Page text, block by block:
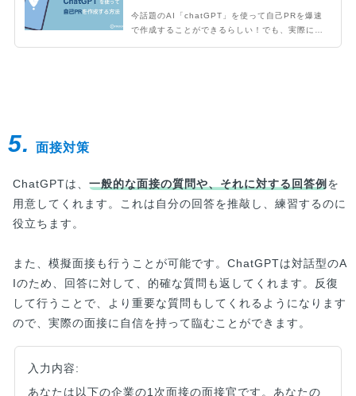
今話題のAI「chatGPT」を使って自己PRを爆速
で作成することができるらしい！でも、実際にど
5. 面接対策
ChatGPTは、 一般的な面接の質問や、それに対する回答例を
用意してくれます。これは自分の回答を推敲し、練習するのに
役立ちます。
また、模擬面接も行うことが可能です。ChatGPTは対話型のA
Iのため、回答に対して、的確な質問も返してくれます。反復
して行うことで、より重要な質問もしてくれるようになります
ので、実際の面接に自信を持って臨むことができます。
入力内容:
あなたは以下の企業の1次面接の面接官です。あなたの